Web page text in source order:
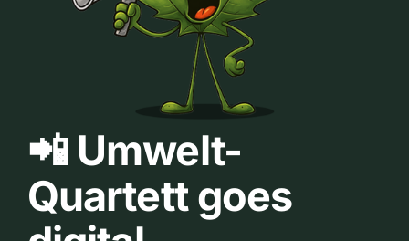
📲 Umwelt-
Quartett goes